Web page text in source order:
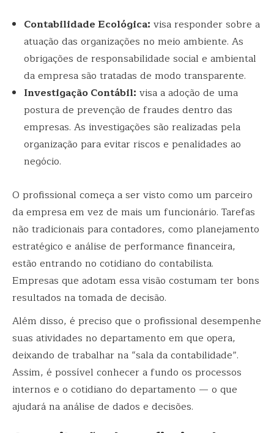
Contabilidade Ecológica: visa responder sobre a
atuação das organizações no meio ambiente. As
obrigações de responsabilidade social e ambiental
da empresa são tratadas de modo transparente.
Investigação Contábil: visa a adoção de uma
postura de prevenção de fraudes dentro das
empresas. As investigações são realizadas pela
organização para evitar riscos e penalidades ao
negócio.
O profissional começa a ser visto como um parceiro
da empresa em vez de mais um funcionário. Tarefas
não tradicionais para contadores, como planejamento
estratégico e análise de performance financeira,
estão entrando no cotidiano do contabilista.
Empresas que adotam essa visão costumam ter bons
resultados na tomada de decisão.
Além disso, é preciso que o profissional desempenhe
suas atividades no departamento em que opera,
deixando de trabalhar na “sala da contabilidade”.
Assim, é possível conhecer a fundo os processos
internos e o cotidiano do departamento — o que
ajudará na análise de dados e decisões.